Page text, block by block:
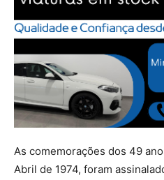
As comemorações dos 49
Abril de 1974, foram